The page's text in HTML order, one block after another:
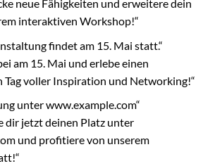
neue Fähigkeiten und erweitere dein
interaktiven Workshop!“
findet am 15. Mai statt.“
am 15. Mai und erlebe einen
Tag voller Inspiration und Networking!“
unter www.example.com“
dir jetzt deinen Platz unter
und profitiere von unserem